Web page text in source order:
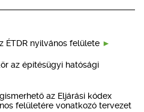
ÉTDR nyilvános felülete
az építésügyi hatósági
az Eljárási kódex
felületére vonatkozó tervezet